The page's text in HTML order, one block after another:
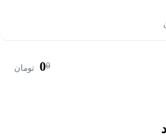
0
0 تومان